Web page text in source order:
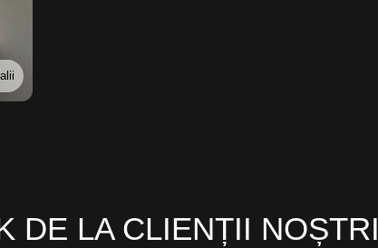
DE LA CLIENȚII NOȘTRI